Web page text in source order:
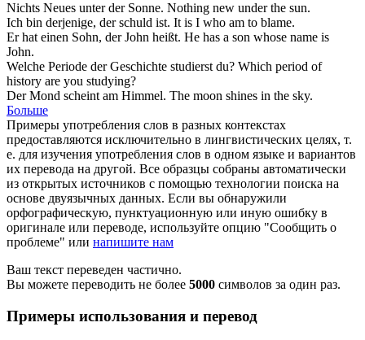
Nichts Neues unterderSonne. Nothing new underthe sun.
Ich bin derjenige, derschuld ist. It is I who am to blame.
Er hat einen Sohn, derJohn heißt. He has a son whose name is
John.
Welche Periode derGeschichte studierst du? Which period of
history are you studying?
DerMond scheint am Himmel. The moon shines in the sky.
Больше
Примеры употребления слов в разных контекстах
предоставляются исключительно в лингвистических целях, т.
е. для изучения употребления слов в одном языке и вариантов
их перевода на другой. Все образцы собраны автоматически
из открытых источников с помощью технологии поиска на
основе двуязычных данных. Если вы обнаружили
орфографическую, пунктуационную или иную ошибку в
оригинале или переводе, используйте опцию "Сообщить о
проблеме" или напишите нам
Ваш текст переведен частично.
Вы можете переводить не более 5000 символов за один раз.
Примеры использования и перевод